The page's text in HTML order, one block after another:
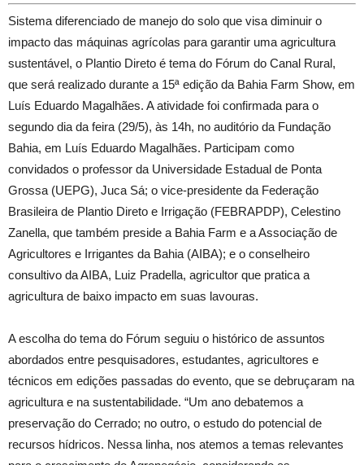
Sistema diferenciado de manejo do solo que visa diminuir o
impacto das máquinas agrícolas para garantir uma agricultura
sustentável, o Plantio Direto é tema do Fórum do Canal Rural,
que será realizado durante a 15ª edição da Bahia Farm Show, em
Luís Eduardo Magalhães. A atividade foi confirmada para o
segundo dia da feira (29/5), às 14h, no auditório da Fundação
Bahia, em Luís Eduardo Magalhães. Participam como
convidados o professor da Universidade Estadual de Ponta
Grossa (UEPG), Juca Sá; o vice-presidente da Federação
Brasileira de Plantio Direto e Irrigação (FEBRAPDP), Celestino
Zanella, que também preside a Bahia Farm e a Associação de
Agricultores e Irrigantes da Bahia (AIBA); e o conselheiro
consultivo da AIBA, Luiz Pradella, agricultor que pratica a
agricultura de baixo impacto em suas lavouras.
A escolha do tema do Fórum seguiu o histórico de assuntos
abordados entre pesquisadores, estudantes, agricultores e
técnicos em edições passadas do evento, que se debruçaram na
agricultura e na sustentabilidade. “Um ano debatemos a
preservação do Cerrado; no outro, o estudo do potencial de
recursos hídricos. Nessa linha, nos atemos a temas relevantes